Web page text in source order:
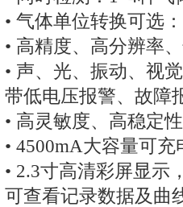
• 气体单位转换可选
• 高精度、高分辨率
• 声、光、振动、视
带低电压报警、故障
• 高灵敏度、高稳定
• 4500mA大容量可
• 2.3寸高清彩屏显示
可查看记录数据及曲